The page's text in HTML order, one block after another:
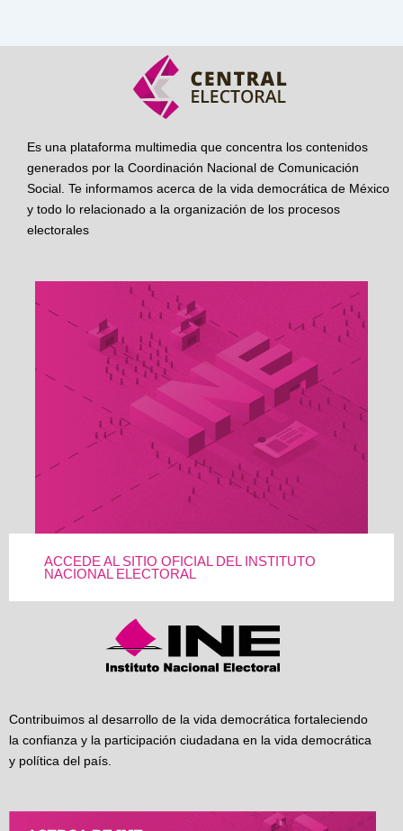
Es una plataforma multimedia que concentra los contenidos
generados por la Coordinación Nacional de Comunicación
Social. Te informamos acerca de la vida democrática de México
y todo lo relacionado a la organización de los procesos
electorales
ACCEDE AL SITIO OFICIAL DEL INSTITUTO
NACIONAL ELECTORAL
Contribuimos al desarrollo de la vida democrática fortaleciendo
la confianza y la participación ciudadana en la vida democrática
y política del país.